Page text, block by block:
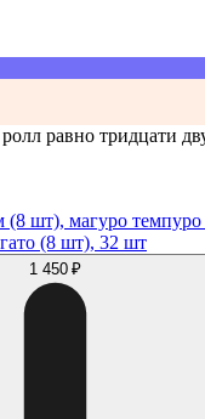
равно тридцати
(8 шт), магуро
(8 шт), 32 шт
1 450 ₽